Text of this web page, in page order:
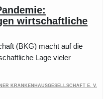
wirtschaftliche
(BKG) macht auf die
Lage vieler
Krankenhausgesellschaft e. V.